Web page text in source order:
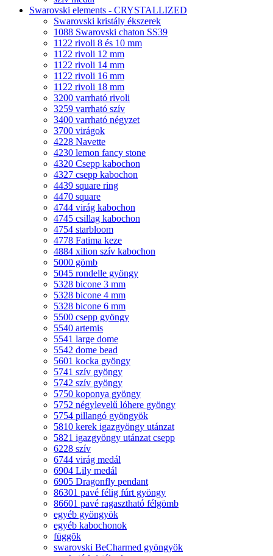
Swarovski elements - CRYSTALLIZED
Swarovski kristály ékszerek
1088 Swarovski chaton SS39
1122 rivoli 8 és 10 mm
1122 rivoli 12 mm
1122 rivoli 14 mm
1122 rivoli 16 mm
1122 rivoli 18 mm
3200 varrható rivoli
3259 varrható szív
3400 varrható négyzet
3700 virágok
4228 Navette
4230 lemon fancy stone
4320 Csepp kabochon
4327 csepp kabochon
4439 square ring
4470 square
4744 virág kabochon
4745 csillag kabochon
4754 starbloom
4778 Fatima keze
4884 xilion szív kabochon
5000 gömb
5045 rondelle gyöngy
5328 bicone 3 mm
5328 bicone 4 mm
5328 bicone 6 mm
5500 csepp gyöngy
5540 artemis
5541 large dome
5542 dome bead
5601 kocka gyöngy
5741 szív gyöngy
5742 szív gyöngy
5750 koponya gyöngy
5752 négylevelű lóhere gyöngy
5754 pillangó gyöngyök
5810 kerek igazgyöngy utánzat
5821 igazgyöngy utánzat csepp
6228 szív
6744 virág medál
6904 Lily medál
6905 Dragonfly pendant
86301 pavé félig fúrt gyöngy
86601 pavé ragasztható félgömb
egyéb gyöngyök
egyéb kabochonok
függõk
swarovski BeCharmed gyöngyök